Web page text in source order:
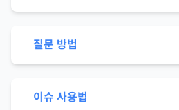
질문 방법
이슈 사용법